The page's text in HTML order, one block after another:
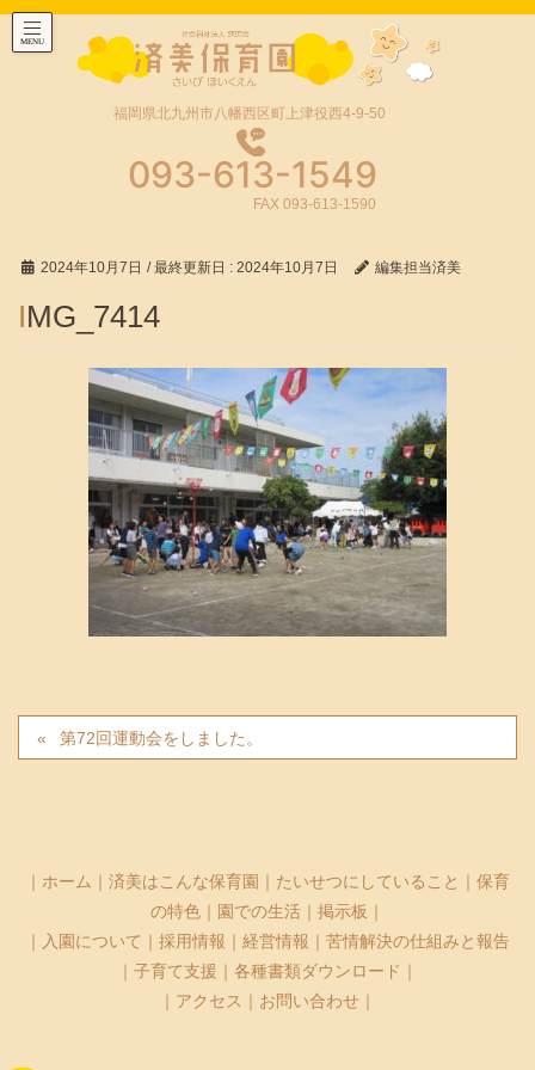
福岡県北九州市八幡西区町上津役西4-9-50
093-613-1549
FAX 093-613-1590
2024年10月7日 / 最終更新日 : 2024年10月7日 編集担当済美
IMG_7414
第72回運動会をしました。
｜ ホーム ｜ 済美はこんな保育園 ｜ たいせつにしていること ｜ 保育
の特色 ｜ 園での生活 ｜ 掲示板 ｜
｜ 入園について ｜ 採用情報 ｜ 経営情報 ｜ 苦情解決の仕組みと報告
｜ 子育て支援 ｜ 各種書類ダウンロード ｜
｜ アクセス ｜ お問い合わせ ｜